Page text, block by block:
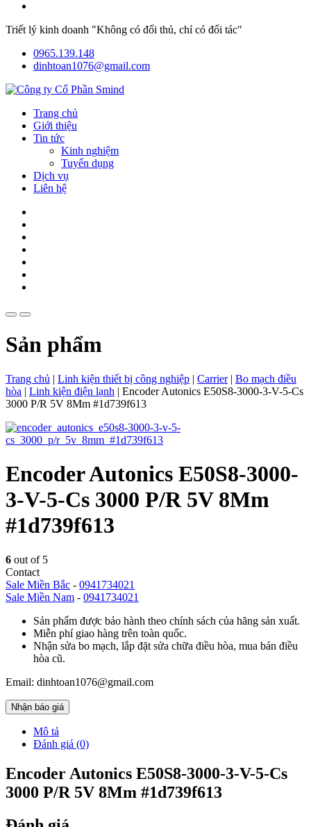
Triết lý kinh doanh "Không có đối thủ, chỉ có đối tác"
0965.139.148
dinhtoan1076@gmail.com
Trang chủ
Giới thiệu
Tin tức
Kinh nghiệm
Tuyển dụng
Dịch vụ
Liên hệ
Sản phẩm
Trang chủ | Linh kiện thiết bị công nghiệp | Carrier| Bo mạch điều
hòa | Linh kiện điện lạnh | Encoder Autonics E50S8-3000-3-V-5-Cs
3000 P/R 5V 8Mm #1d739f613
Encoder Autonics E50S8-3000-
3-V-5-Cs 3000 P/R 5V 8Mm
#1d739f613
6 out of 5
Contact
Sale Miền Bắc - 0941734021
Sale Miền Nam - 0941734021
Sản phẩm được bảo hành theo chính sách của hãng sản xuất.
Miễn phí giao hàng trên toàn quốc.
Nhận sửa bo mạch, lắp đặt sửa chữa điều hòa, mua bán điều
hòa cũ.
Email: dinhtoan1076@gmail.com
Nhận báo giá
Mô tả
Đánh giá (0)
Encoder Autonics E50S8-3000-3-V-5-Cs
3000 P/R 5V 8Mm #1d739f613